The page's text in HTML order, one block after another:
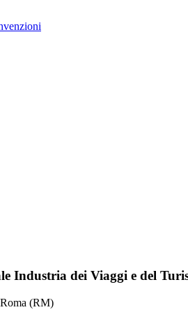
Industria dei Viaggi e del
(RM)